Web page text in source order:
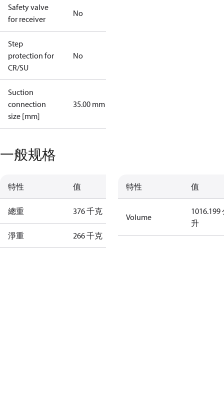
Safety valve
for receiver
No
Step
protection for
CR/SU
No
Suction
connection
size [mm]
35.00 mm
一般规格
特性 值
總重 376 千克
淨重 266 千克
特性 值
Volume
1016.199
升